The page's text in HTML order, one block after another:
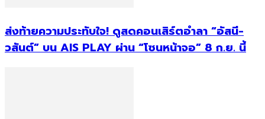
ส่งท้ายความประทับใจ! ดูสดคอนเสิร์ตอำลา “อัสนี-
วสันต์” บน AIS PLAY ผ่าน “โซนหน้าจอ” 8 ก.ย. นี้